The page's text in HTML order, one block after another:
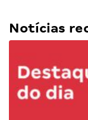
Notícias